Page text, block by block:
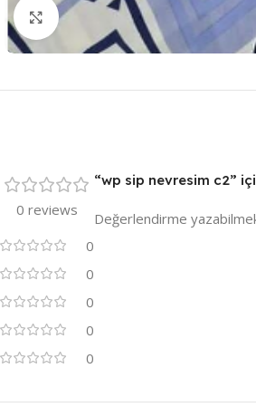
Resmi Büyüt
0 reviews
0
0
0
0
0
“wp sip nevresim c2”
Değerlendirme